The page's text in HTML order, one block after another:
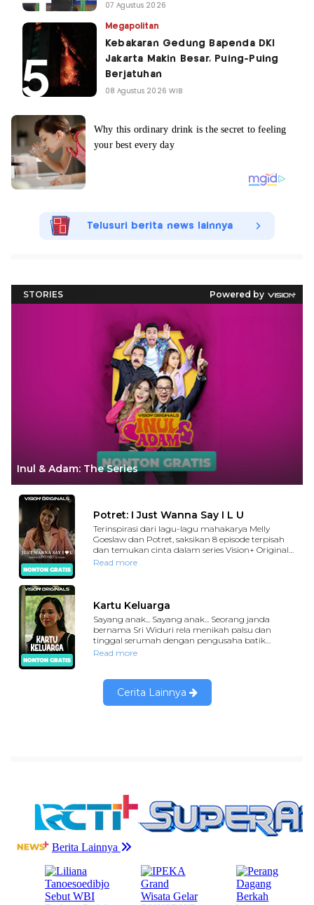
07 Agustus 2026
Megapolitan
Kebakaran Gedung Bapenda DKI
Jakarta Makin Besar, Puing-Puing
Berjatuhan
08 Agustus 2026 WIB
Telusuri berita news lainnya